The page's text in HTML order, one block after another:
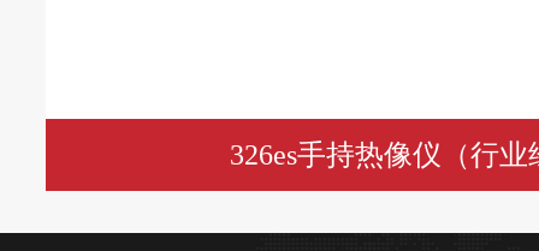
326es手持热像仪（行